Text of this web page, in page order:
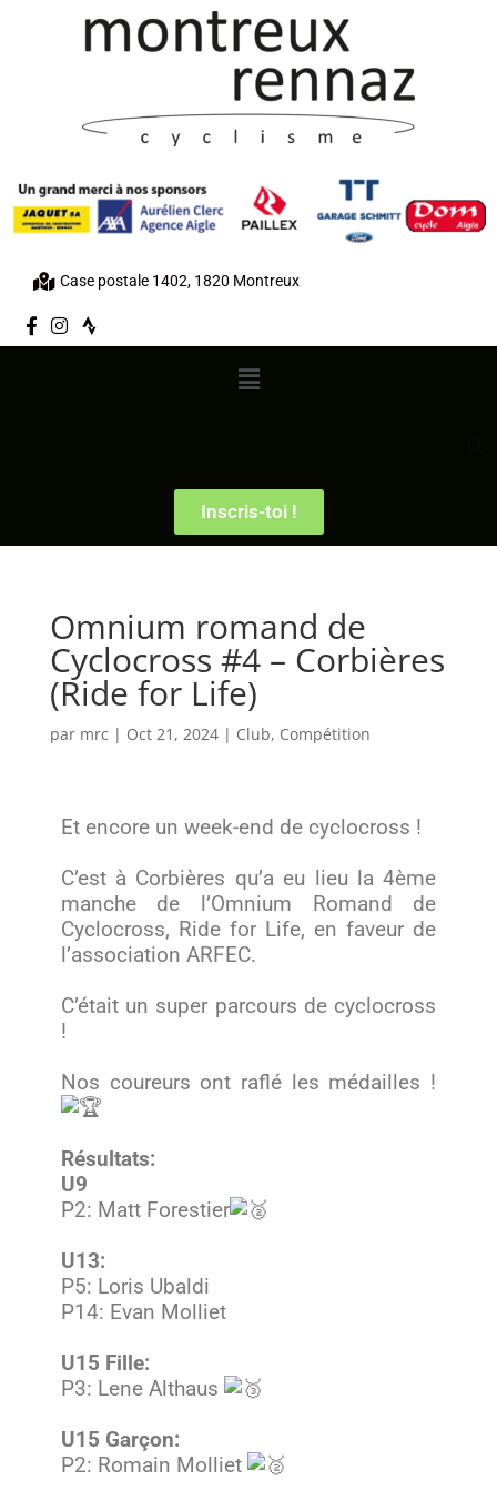
Case postale 1402, 1820 Montreux
Inscris-toi !
Omnium romand de
Cyclocross #4 – Corbières
(Ride for Life)
par mrc | Oct 21, 2024| Club, Compétition
Et encore un week-end de cyclocross !
C’est à Corbières qu’a eu lieu la 4ème
manche de l’Omnium Romand de
Cyclocross, Ride for Life, en faveur de
l’association ARFEC.
C’était un super parcours de cyclocross
!
Nos coureurs ont raflé les médailles !
Résultats:
U9
P2: Matt Forestier
U13:
P5: Loris Ubaldi
P14: Evan Molliet
U15 Fille:
P3: Lene Althaus
U15 Garçon:
P2: Romain Molliet